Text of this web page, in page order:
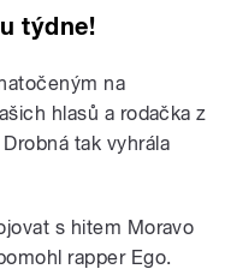
týdne!
na
hlasů a rodačka z
tak vyhrála
s hitem Moravo
rapper Ego.